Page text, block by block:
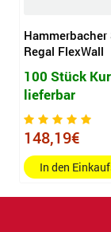
Hammerbacher
Regal FlexWall
100 Stück
lieferbar
148,19€
In den